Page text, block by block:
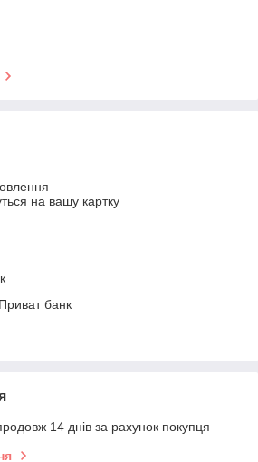
на вашу картку
банк
14 днів за рахунок покупця